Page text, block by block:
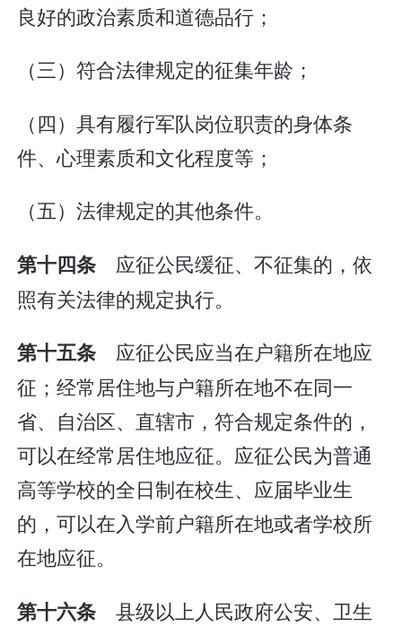
良好的政治素质和道德品行；
（三）符合法律规定的征集年龄；
（四）具有履行军队岗位职责的身体条
件、心理素质和文化程度等；
（五）法律规定的其他条件。
第十四条 应征公民缓征、不征集的，依
照有关法律的规定执行。
第十五条 应征公民应当在户籍所在地应
征；经常居住地与户籍所在地不在同一
省、自治区、直辖市，符合规定条件的，
可以在经常居住地应征。应征公民为普通
高等学校的全日制在校生、应届毕业生
的，可以在入学前户籍所在地或者学校所
在地应征。
第十六条 县级以上人民政府公安、卫生